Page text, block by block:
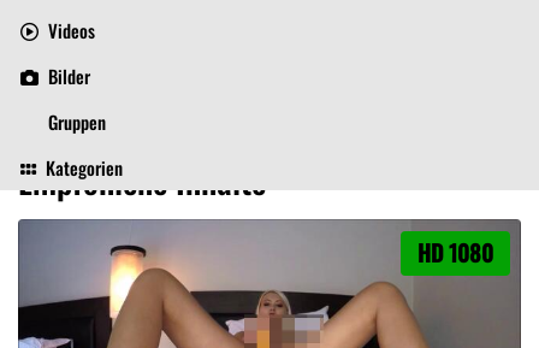
Videos
Bilder
Gruppen
Kategorien
helenamoeller
Empfohlene Inhalte
HD 1080